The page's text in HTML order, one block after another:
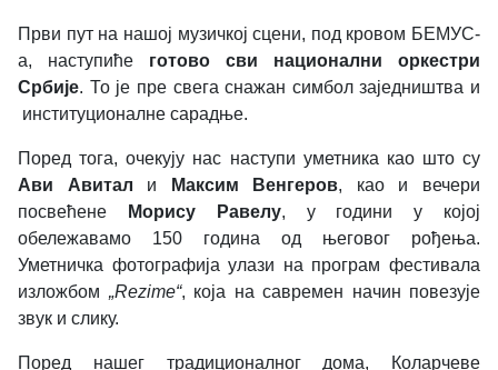
Први пут на нашој музичкој сцени, под кровом БЕМУС-
а, наступиће готово сви национални оркестри
Србије. То је пре свега снажан симбол заједништва и
институционалне сарадње.
Поред тога, очекују нас наступи уметника као што су
Ави Авитал и Максим Венгеров, као и вечери
посвећене
Морису Равелу, у години у којој
обележавамо 150 година од његовог рођења.
Уметничка фотографија улази на програм фестивала
изложбом „Rezime“, која на савремен начин повезује
звук и слику.
Поред нашег традиционалног дома, Коларчеве